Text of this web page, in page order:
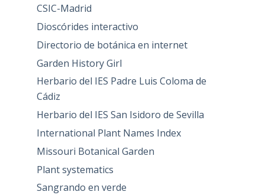
CSIC-Madrid
Dioscórides interactivo
Directorio de botánica en internet
Garden History Girl
Herbario del IES Padre Luis Coloma de
Cádiz
Herbario del IES San Isidoro de Sevilla
International Plant Names Index
Missouri Botanical Garden
Plant systematics
Sangrando en verde